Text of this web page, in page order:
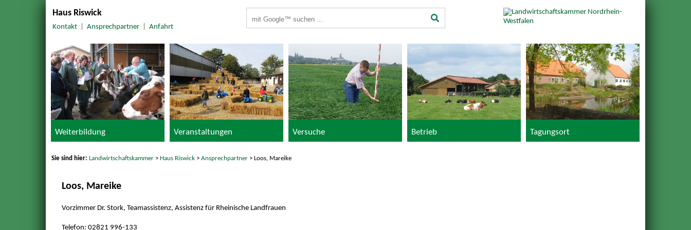
Haus Riswick
Kontakt| Ansprechpartner| Anfahrt
Weiterbildung Veranstaltungen Versuche Betrieb Tagungsort
Sie sind hier:Landwirtschaftskammer >Haus Riswick >Ansprechpartner > Loos, Mareike
Loos, Mareike
Vorzimmer Dr. Stork, Teamassistenz, Assistenz für Rheinische Landfrauen
Telefon: 02821 996-133